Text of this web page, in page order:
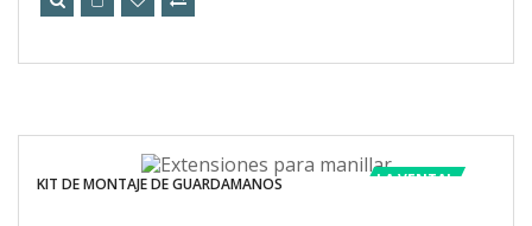
LA VENTA!
KIT DE MONTAJE DE GUARDAMANOS